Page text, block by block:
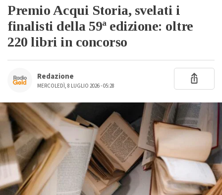
Premio Acqui Storia, svelati i
finalisti della 59ª edizione: oltre
220 libri in concorso
Redazione
MERCOLEDÌ, 8 LUGLIO 2026 - 05:28